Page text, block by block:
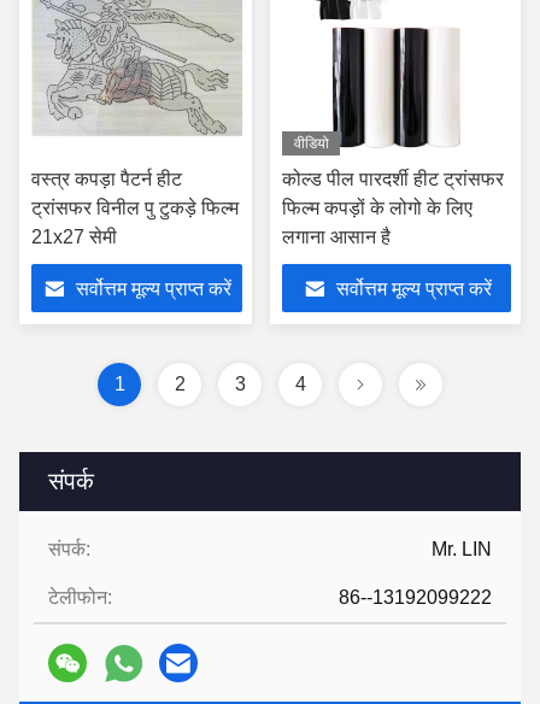
संपर्क
संपर्क: Mr. LIN
टेलीफोन: 86--13192099222
वस्त्र कपड़ा पैटर्न हीट
ट्रांसफर विनील पु टुकड़े फिल्म
21x27 सेमी
सर्वोत्तम मूल्य प्राप्त करें
वीडियो
कोल्ड पील पारदर्शी हीट ट्रांसफर
फिल्म कपड़ों के लोगो के लिए
लगाना आसान है
सर्वोत्तम मूल्य प्राप्त करें
1 2 3 4